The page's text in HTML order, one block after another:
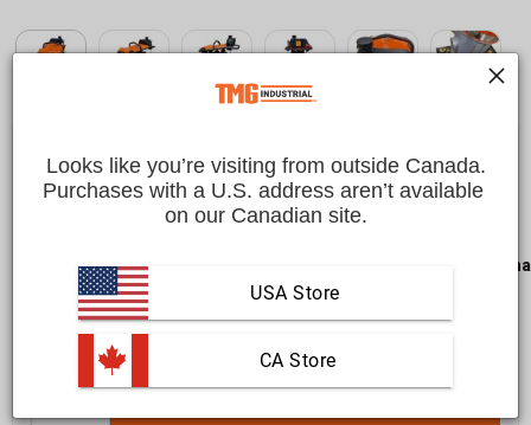
$1,699.00 CAD
Payez en versements échelonnés avecAffirm. Vérifiez
si vous êtes admissible lors du passage à la caisse.
LIVRAISON GRATUITE
Livraison dans un délai de
10 à 15 jours ouvrables
En savoir plus
Quantité
Looks like you’re visiting from outside Canada.
Purchases with a U.S. address aren’t available
on our Canadian site.
USA Store
CA Store